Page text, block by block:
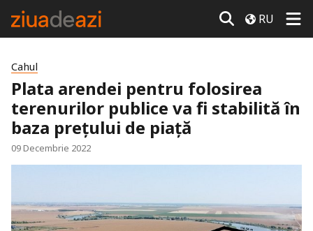
RU
Cahul
Plata arendei pentru folosirea
terenurilor publice va fi stabilită în
baza prețului de piață
09 Decembrie 2022